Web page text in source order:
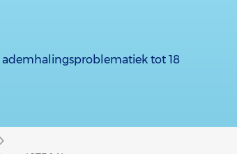
tot 18